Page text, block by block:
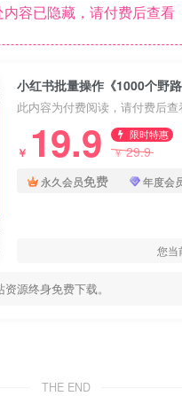
内容已隐藏，请付费后查看
此内容为付费阅读，请付费后查
￥ 19.9 限时特惠
￥29.9
永久会员免费 年度会
您当
源终身免费下载。
THE END